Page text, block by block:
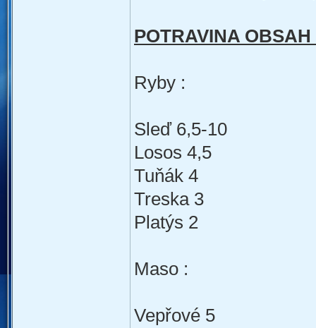
POTRAVINA
Ryby :
Sleď 6,5-10
Losos 4,5
Tuňák 4
Treska 3
Platýs 2
Maso :
Vepřové 5